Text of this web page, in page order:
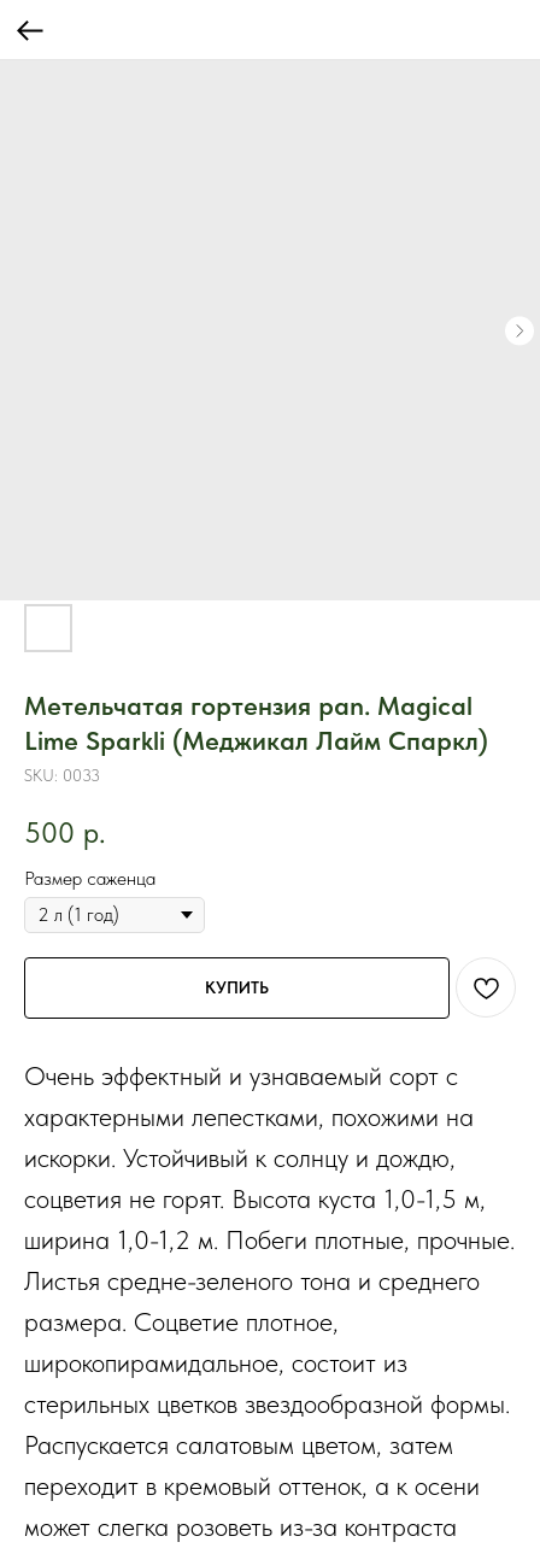
Метельчатая гортензия pan. Magical
Lime Sparkli (Меджикал Лайм Спаркл)
SKU: 0033
500 р.
Размер саженца
КУПИТЬ
Очень эффектный и узнаваемый сорт с
характерными лепестками, похожими на
искорки. Устойчивый к солнцу и дождю,
соцветия не горят. Высота куста 1,0-1,5 м,
ширина 1,0-1,2 м. Побеги плотные, прочные.
Листья средне-зеленого тона и среднего
размера. Соцветие плотное,
широкопирамидальное, состоит из
стерильных цветков звездообразной формы.
Распускается салатовым цветом, затем
переходит в кремовый оттенок, а к осени
может слегка розоветь из-за контраста